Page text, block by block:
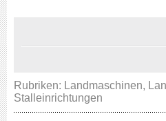
Rubriken: Landmaschinen,
Stalleinrichtungen